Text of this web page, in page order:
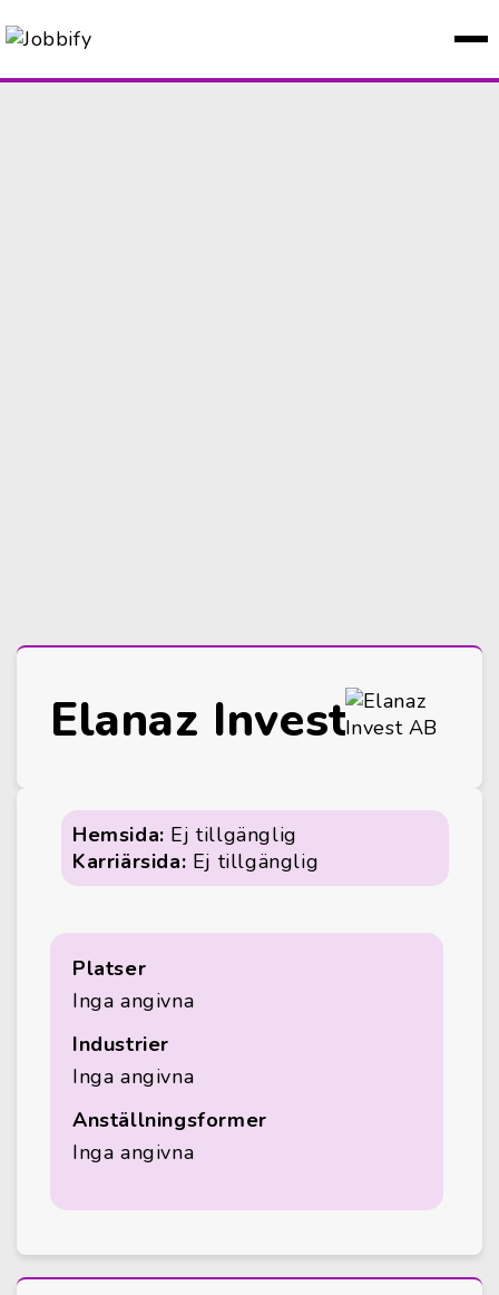
Elanaz Invest AB
Hemsida: Ej tillgänglig
Karriärsida: Ej tillgänglig
Platser
Inga angivna
Industrier
Inga angivna
Anställningsformer
Inga angivna